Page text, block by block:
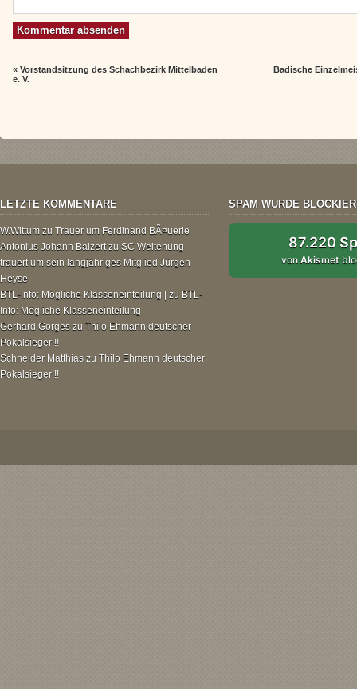
«Vorstandsitzung des Schachbezirk Mittelbaden
e. V.
Badische
LETZTE KOMMENTARE
W.Wittum zu Trauer um Ferdinand BÃ¤uerle
Antonius Johann Balzertzu SC Weitenung
trauert um sein langjähriges Mitglied Jürgen
Heyse
BTL-Info: Mögliche Klasseneinteilung | zu BTL-
Info: Mögliche Klasseneinteilung
Gerhard Gorges zu Thilo Ehmann deutscher
Pokalsieger!!!
Schneider Matthias zu Thilo Ehmann deutscher
Pokalsieger!!!
SPAM WURDE
87.220
vonAkismet